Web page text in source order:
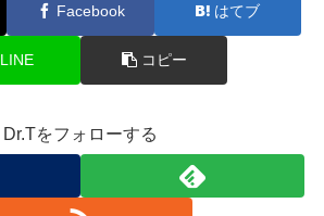
Facebook はてブ
LINE コピー
Dr.Tをフォローする